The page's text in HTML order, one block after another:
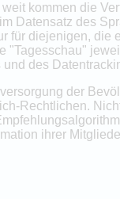
kommen die
Datensatz des
für diejenigen, die
"Tagesschau"
des
der
Rechtlichen.
ihrer